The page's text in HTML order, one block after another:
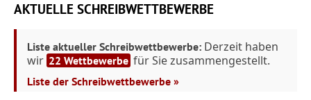
AKTUELLE SCHREIBWETTBEWERBE
Liste aktueller Schreibwettbewerbe: Derzeit haben
wir 22 Wettbewerbe für Sie zusammengestellt.
Liste der Schreibwettbewerbe »